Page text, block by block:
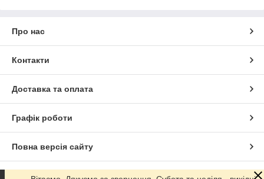
Про нас
Контакти
Доставка та оплата
Графік роботи
Повна версія сайту
Сайт створено на маркетплейсі Prom.ua